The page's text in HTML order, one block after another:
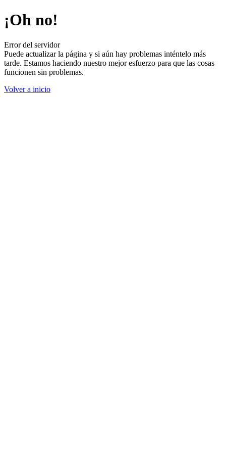
¡Oh no!
Error del servidor
Puede actualizar la página y si aún hay problemas inténtelo más
tarde. Estamos haciendo nuestro mejor esfuerzo para que las cosas
funcionen sin problemas.
Volver a inicio